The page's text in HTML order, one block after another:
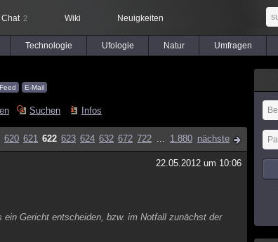
Chat 2 Wiki Neuigkeiten
Technologie Ufologie Natur Umfragen
Feed E-Mail
Suchen Infos
620 621 622 623 624 632 672 722 ... 1.880 nächste
22.05.2012 um 10:06
Gericht entscheiden, bzw. im Notfall zunächst der